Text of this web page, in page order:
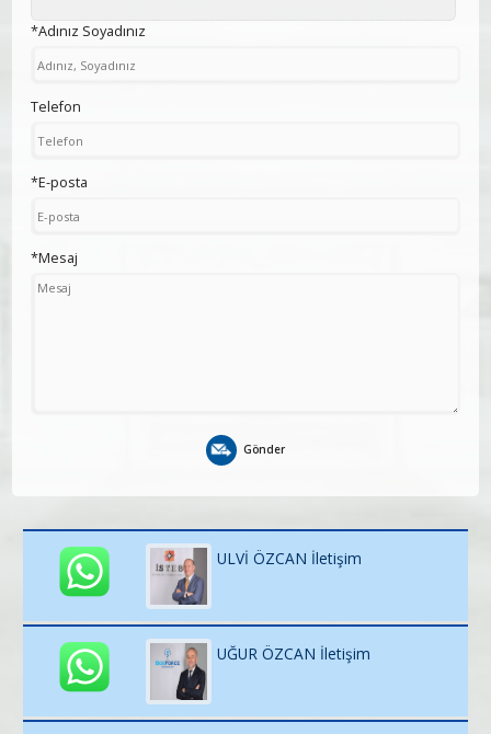
*Adınız Soyadınız
Telefon
*E-posta
*Mesaj
Gönder
ULVİ ÖZCAN İletişim
UĞUR ÖZCAN İletişim